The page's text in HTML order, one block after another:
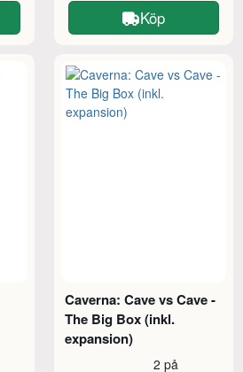
Köp
Caverna: Cave vs Cave -
The Big Box (inkl.
expansion)
2 på